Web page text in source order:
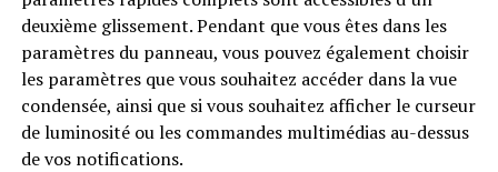
deuxième glissement. Pendant que vous êtes dans les
paramètres du panneau, vous pouvez également choisir
les paramètres que vous souhaitez accéder dans la vue
condensée, ainsi que si vous souhaitez afficher le curseur
de luminosité ou les commandes multimédias au-dessus
de vos notifications.